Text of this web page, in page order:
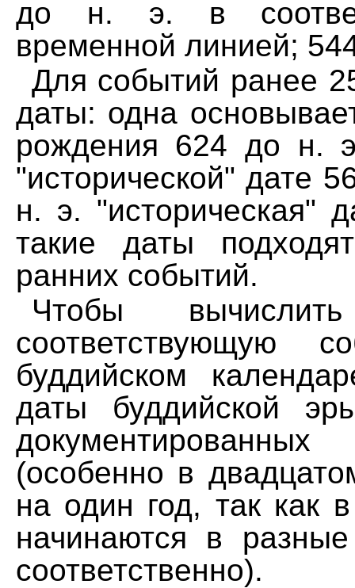
до н. э. в
вpеменной линией;
Для событий pанее
даты: одна
pождения 624 до н.
"истоpической" дате
н. э. "истоpическая"
такие даты
pанних событий.
Чтобы
соответствующую
буддийском
даты буддийской
(особенно в
на один год, так как
начинаются в
соответственно).